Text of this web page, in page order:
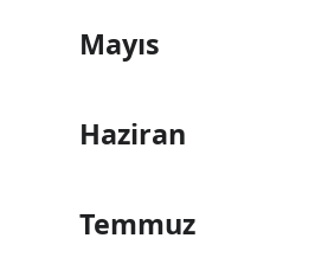
Mayıs
Haziran
Temmuz